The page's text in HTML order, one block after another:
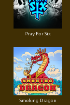
Pray For Six
Smoking Dragon